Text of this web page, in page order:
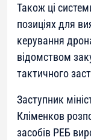
Також ці
позиціях для
керування
відомством
тактичного
Заступник
Кліменков
засобів РЕБ